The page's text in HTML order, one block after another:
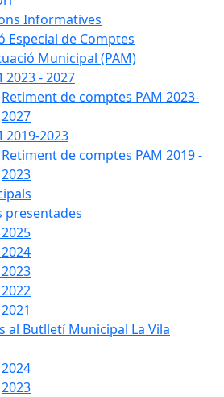
Informatives
Especial de Comptes
Municipal (PAM)
2023 - 2027
Retiment de comptes PAM 2023-
2027
2019-2023
Retiment de comptes PAM 2019 -
2023
presentades
al Butlletí Municipal La Vila
2024
2023